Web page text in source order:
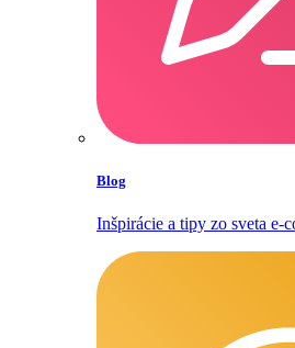
Blog
Inšpirácie a tipy zo sveta